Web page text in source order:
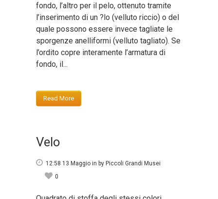
fondo, l’altro per il pelo, ottenuto tramite
l’inserimento di un ?lo (velluto riccio) o del
quale possono essere invece tagliate le
sporgenze anelliformi (velluto tagliato). Se
l’ordito copre interamente l’armatura di
fondo, il...
Read More
Velo
12:58 13 Maggio in by Piccoli Grandi Musei
0